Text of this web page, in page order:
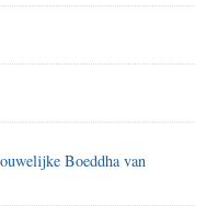
Boeddha van